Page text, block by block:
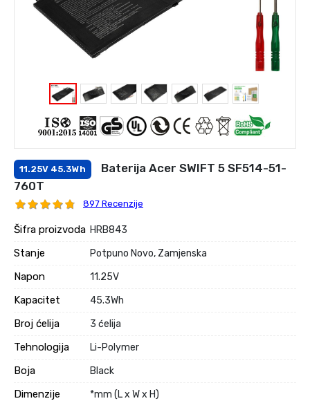
11.25V 45.3Wh
Baterija Acer SWIFT 5 SF514-51-
760T
897 Recenzije
Šifra proizvoda HRB843
Stanje Potpuno Novo, Zamjenska
Napon 11.25V
Kapacitet 45.3Wh
Broj ćelija 3 ćelija
Tehnologija Li-Polymer
Boja Black
Dimenzije *mm (L x W x H)